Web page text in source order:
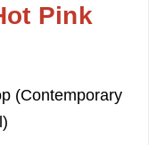
Pink
(Contemporary